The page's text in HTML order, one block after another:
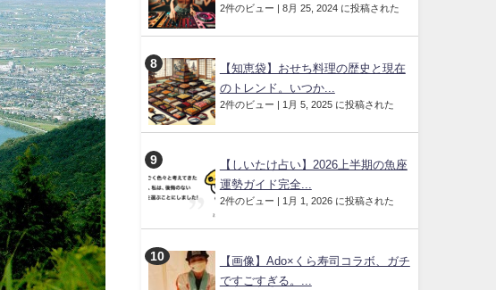
2件のビュー | 8月 25, 2024 に投稿された
【知恵袋】おせち料理の歴史と現在
のトレンド。いつか...
2件のビュー | 1月 5, 2025 に投稿された
【しいたけ占い】2026上半期の魚座
運勢ガイド完全...
2件のビュー | 1月 1, 2026 に投稿された
【画像】Ado×くら寿司コラボ、ガチ
ですごすぎる。...